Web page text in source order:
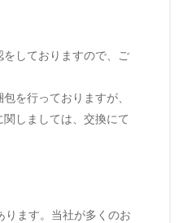
しておりますので、ご
を行っておりますが、
しましては、交換にて
ります。当社が多くのお